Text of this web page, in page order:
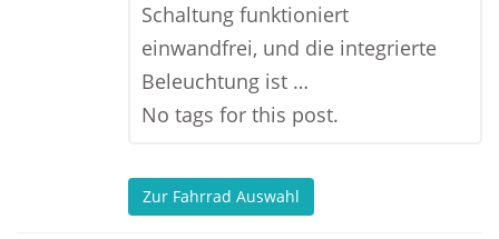
Schaltung funktioniert
einwandfrei, und die integrierte
Beleuchtung ist …
No tags for this post.
Zur Fahrrad Auswahl